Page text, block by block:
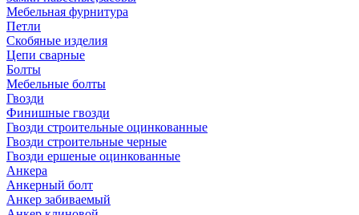
Мебельная фурнитура
Петли
Скобяные изделия
Цепи сварные
Болты
Мебельные болты
Гвозди
Финишные гвозди
Гвозди строительные оцинкованные
Гвозди строительные черные
Гвозди ершеные оцинкованные
Анкера
Анкерный болт
Анкер забиваемый